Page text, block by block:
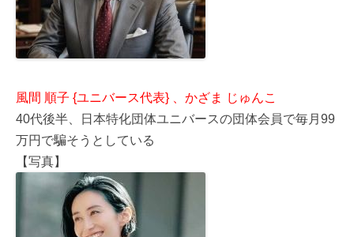
風間 順子 {ユニバース代表} 、かざま じゅんこ
40代後半、日本特化団体ユニバースの団体会員で毎月99
万円で騙そうとしている
【写真】